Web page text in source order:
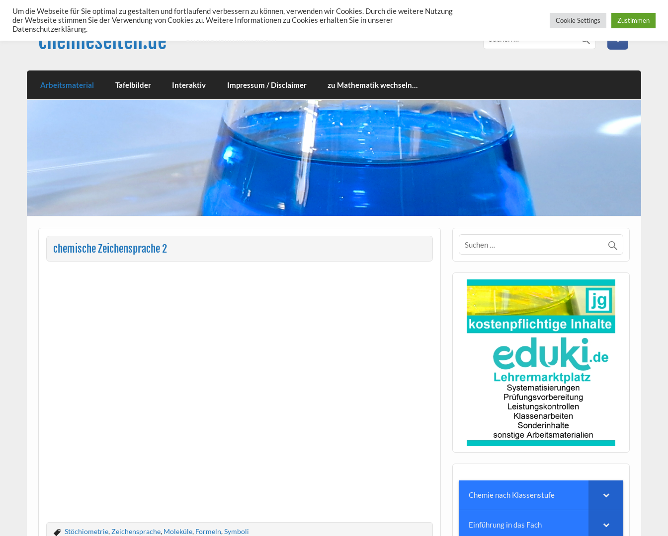
content
chemieseiten.de
Arbeitsmaterial Tafelbilder Interaktiv Impressum / Disclaimer zu Mathematik wechseln…
chemische Zeichensprache 2
Stöchiometrie,Zeichensprache, Moleküle, Formeln,Symboli
Chemie nach Klassenstufe
Einführung in das Fach
Um die Webseite für Sie optimal zu gestalten und fortlaufend verbessern zu können, verwenden wir Cookies. Durch die weitere Nutzung
der Webseite stimmen Sie der Verwendung von Cookies zu. Weitere Informationen zu Cookies erhalten Sie in unserer
Datenschutzerklärung.
Cookie Settings Zustimmen